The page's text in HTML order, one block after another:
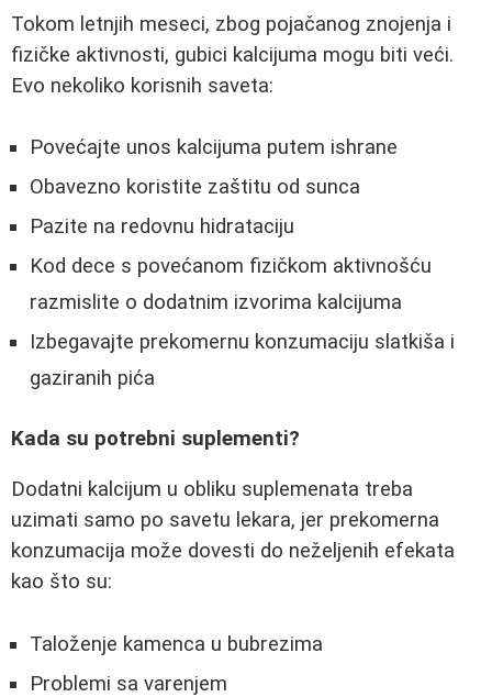
Tokom letnjih meseci, zbog pojačanog znojenja i
fizičke aktivnosti, gubici kalcijuma mogu biti veći.
Evo nekoliko korisnih saveta:
Povećajte unos kalcijuma putem ishrane
Obavezno koristite zaštitu od sunca
Pazite na redovnu hidrataciju
Kod dece s povećanom fizičkom aktivnošću
razmislite o dodatnim izvorima kalcijuma
Izbegavajte prekomernu konzumaciju slatkiša i
gaziranih pića
Kada su potrebni suplementi?
Dodatni kalcijum u obliku suplemenata treba
uzimati samo po savetu lekara, jer prekomerna
konzumacija može dovesti do neželjenih efekata
kao što su:
Taloženje kamenca u bubrezima
Problemi sa varenjem